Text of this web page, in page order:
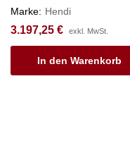
Marke: Hendi
3.197,25 € exkl. MwSt.
In den Warenkorb